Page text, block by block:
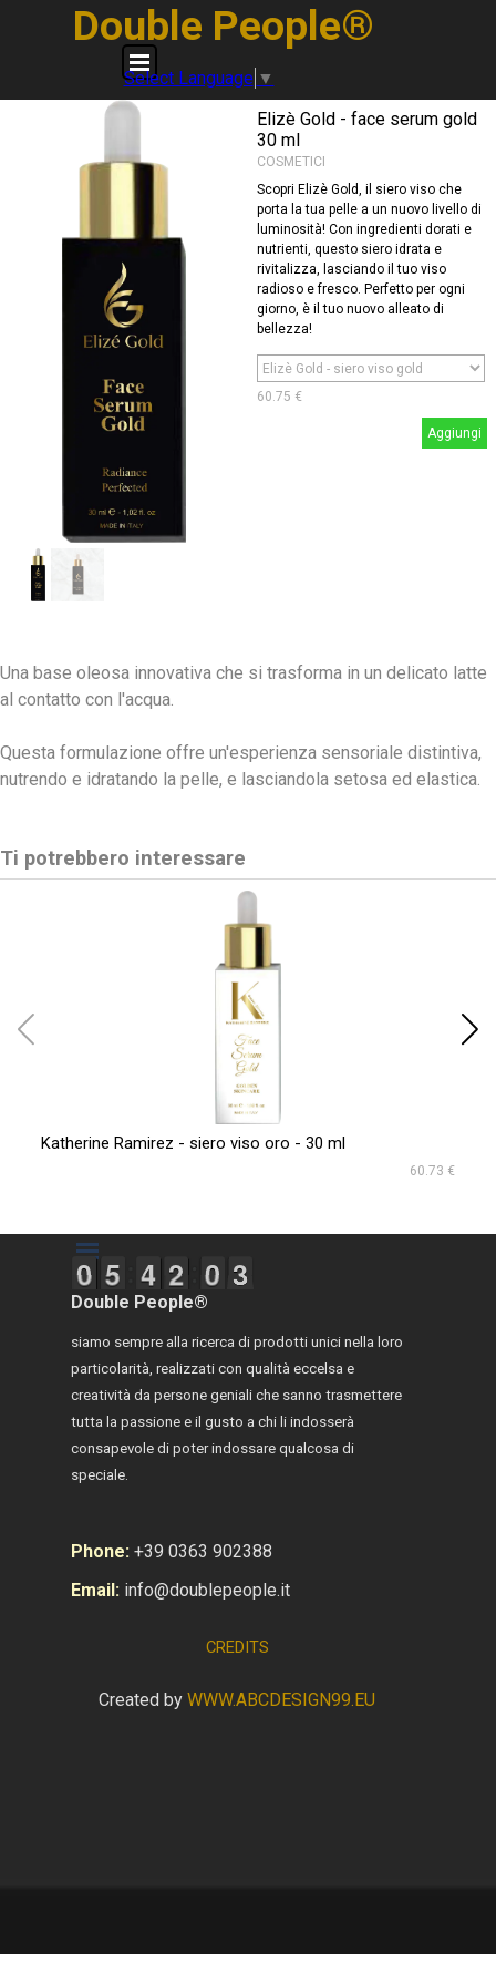
Vai ai contenutiDouble People®
Salta menù
Select Language ▼
Elizè Gold - face serum gold
30 ml
COSMETICI
Scopri Elizè Gold, il siero viso che
porta la tua pelle a un nuovo livello di
luminosità! Con ingredienti dorati e
nutrienti, questo siero idrata e
rivitalizza, lasciando il tuo viso
radioso e fresco. Perfetto per ogni
giorno, è il tuo nuovo alleato di
bellezza!
60.75 €
Aggiungi
Una base oleosa innovativa che si trasforma in un delicato latte
al contatto con l'acqua.
Questa formulazione offre un'esperienza sensoriale distintiva,
nutrendo e idratando la pelle, e lasciandola setosa ed elastica.
Ti potrebbero interessare
Katherine Ramirez - siero viso oro - 30 ml
60.73 €
Double People®
siamo sempre alla ricerca di prodotti unici nella loro
particolarità, realizzati con qualità eccelsa e
creatività da persone geniali che sanno trasmettere
tutta la passione e il gusto a chi li indosserà
consapevole di poter indossare qualcosa di
speciale.
Phone: +39 0363 902388
Email: info@doublepeople.it
9
9
0
0 4
4
5
5 3
3
4
4 1
2
2 5
0
0 2
3
3
CREDITS
Created by WWW.ABCDESIGN99.EU